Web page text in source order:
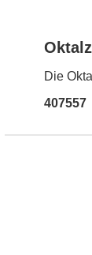
Die
407557